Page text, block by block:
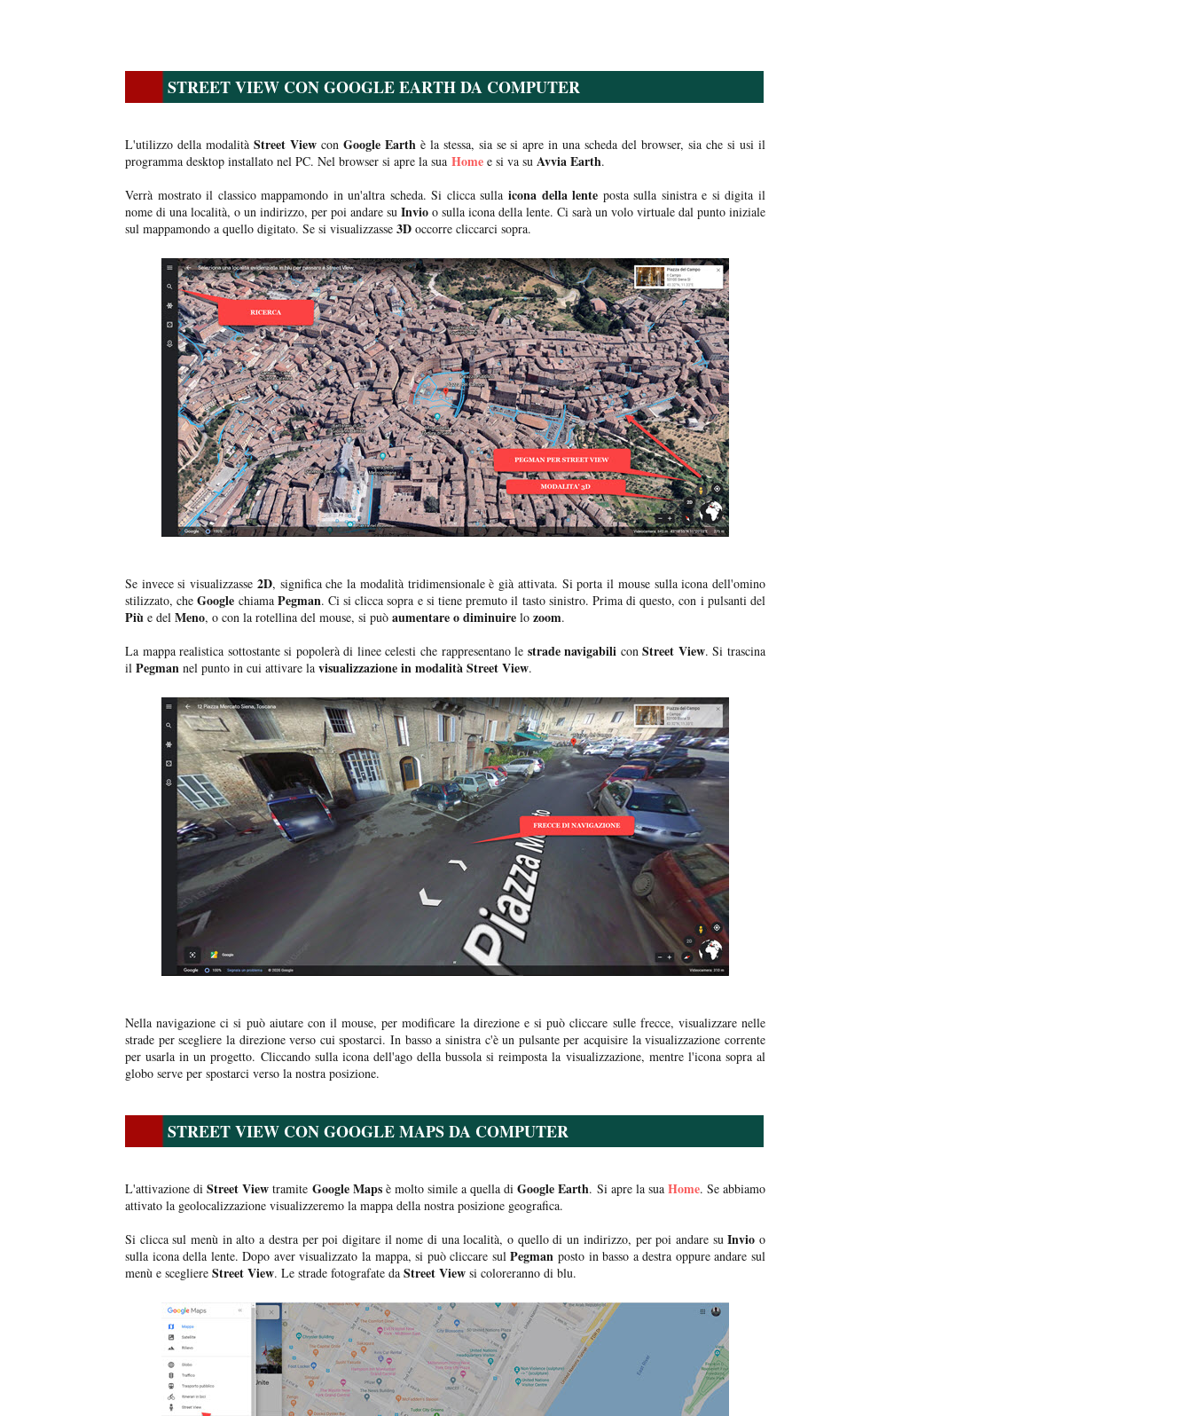
STREET VIEW CON GOOGLE EARTH DA COMPUTER
L'utilizzo della modalitàStreet ViewconGoogle Earth è la stessa, sia se si apre in una scheda del browser, sia che si usi il
programma desktop installato nel PC. Nel browser si apre la sua Home e si va su Avvia Earth.
Verrà mostrato il classico mappamondo in un'altra scheda. Si clicca sullaicona della lente posta sulla sinistra e si digita il
nome di una località, o un indirizzo, per poi andare su Invio o sulla icona della lente. Ci sarà un volo virtuale dal punto iniziale
sul mappamondo a quello digitato. Se si visualizzasse 3D occorre cliccarci sopra.
Se invece si visualizzasse 2D, significa che la modalità tridimensionale è già attivata. Si porta il mouse sulla icona dell'omino
stilizzato, cheGoogle chiama Pegman. Ci si clicca sopra e si tiene premuto il tasto sinistro. Prima di questo, con i pulsanti del
Più e del Meno, o con la rotellina del mouse, si può aumentare o diminuire lo zoom.
La mappa realistica sottostante si popolerà di linee celesti che rappresentano le strade navigabili conStreet View. Si trascina
il Pegman nel punto in cui attivare la visualizzazione in modalità Street View.
Nella navigazione ci si può aiutare con il mouse, per modificare la direzione e si può cliccare sulle frecce, visualizzare nelle
strade per scegliere la direzione verso cui spostarci. In basso a sinistra c'è un pulsante per acquisire la visualizzazione corrente
per usarla in un progetto. Cliccando sulla icona dell'ago della bussola si reimposta la visualizzazione, mentre l'icona sopra al
globo serve per spostarci verso la nostra posizione.
STREET VIEW CON GOOGLE MAPS DA COMPUTER
L'attivazione diStreet View tramite Google Mapsè molto simile a quella diGoogle Earth. Si apre la sua Home. Se abbiamo
attivato la geolocalizzazione visualizzeremo la mappa della nostra posizione geografica.
Si clicca sul menù in alto a destra per poi digitare il nome di una località, o quello di un indirizzo, per poi andare suInvio o
sulla icona della lente. Dopo aver visualizzato la mappa, si può cliccare sulPegman posto in basso a destra oppure andare sul
menù e scegliere Street View. Le strade fotografate da Street View si coloreranno di blu.